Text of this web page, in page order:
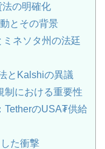
の明確化
とその背景
ネソタ州の法廷
とKalshiの異議
制における重要性
TetherのUSA₮供給
た衝撃